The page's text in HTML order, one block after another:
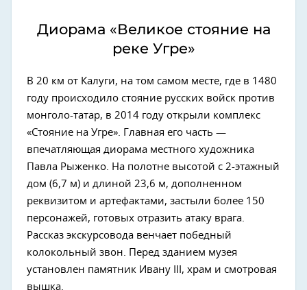
Диорама «Великое стояние на
реке Угре»
В 20 км от Калуги, на том самом месте, где в 1480
году происходило стояние русских войск против
монголо-татар, в 2014 году открыли комплекс
«Стояние на Угре». Главная его часть —
впечатляющая диорама местного художника
Павла Рыженко. На полотне высотой с 2-этажный
дом (6,7 м) и длиной 23,6 м, дополненном
реквизитом и артефактами, застыли более 150
персонажей, готовых отразить атаку врага.
Рассказ экскурсовода венчает победный
колокольный звон. Перед зданием музея
установлен памятник Ивану III, храм и смотровая
вышка.